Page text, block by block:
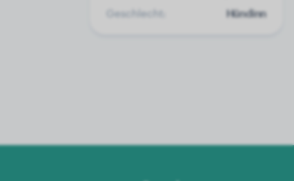
Geschlecht:
Hündinn